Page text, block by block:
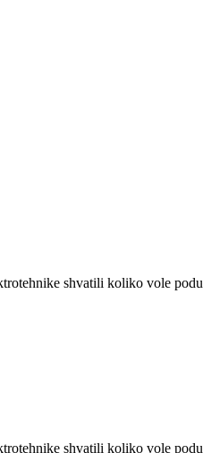
shvatili koliko vole
shvatili koliko vole